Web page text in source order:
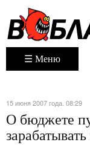
☰ Меню
15 июня 2007 года. 08:29
О бюджете